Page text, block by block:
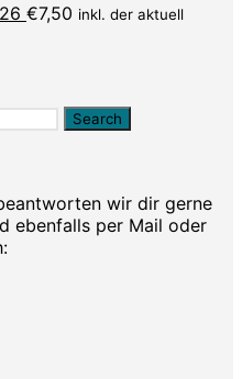
€7,50 inkl. der aktuell
wir dir gerne
ebenfalls per Mail oder